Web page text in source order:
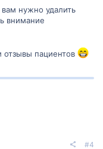
нужно удалить
внимание
отзывы пациентов
#4